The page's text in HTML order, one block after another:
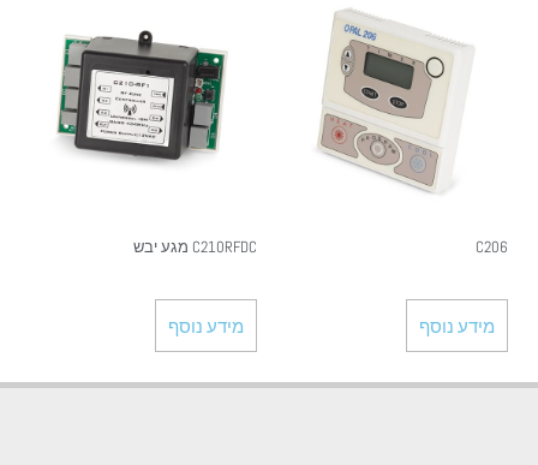
C206
מידע נוסף
C210RFDC מגע יבש
מידע נוסף